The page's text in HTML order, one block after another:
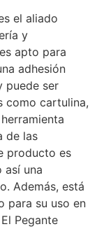
el aliado
y
apto para
adhesión
puede ser
como cartulina,
de las
producto es
así una
Además, está
para su uso en
Pegante